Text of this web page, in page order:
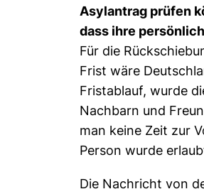
Asylantrag prüfen
dass ihre
Für die
Frist wäre
Fristablauf, wurde
Nachbarn und
man keine Zeit zur
Person wurde
Die Nachricht von